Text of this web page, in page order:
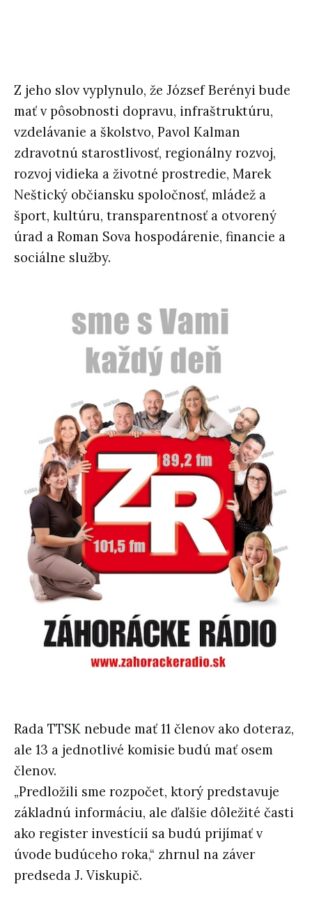
Z jeho slov vyplynulo, že József Berényi bude
mať v pôsobnosti dopravu, infraštruktúru,
vzdelávanie a školstvo, Pavol Kalman
zdravotnú starostlivosť, regionálny rozvoj,
rozvoj vidieka a životné prostredie, Marek
Neštický občiansku spoločnosť, mládež a
šport, kultúru, transparentnosť a otvorený
úrad a Roman Sova hospodárenie, financie a
sociálne služby.
Rada TTSK nebude mať 11 členov ako doteraz,
ale 13 a jednotlivé komisie budú mať osem
členov.
„Predložili sme rozpočet, ktorý predstavuje
základnú informáciu, ale ďalšie dôležité časti
ako register investícií sa budú prijímať v
úvode budúceho roka,“ zhrnul na záver
predseda J. Viskupič.